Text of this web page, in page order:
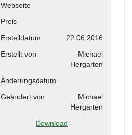
Webseite
Preis
Erstelldatum
22.06.2016
Erstellt von
Michael
Hergarten
Änderungsdatum
Geändert von
Michael
Hergarten
Download